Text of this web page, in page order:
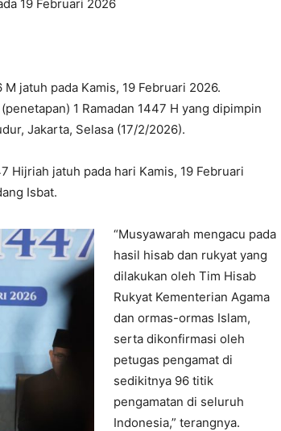
19 Februari 2026
jatuh pada Kamis, 19 Februari 2026.
1 Ramadan 1447 H yang dipimpin
Jakarta, Selasa (17/2/2026).
Hijriah jatuh pada hari Kamis, 19 Februari
Isbat.
“Musyawarah mengacu pada
hasil hisab dan rukyat yang
dilakukan oleh Tim Hisab
Rukyat Kementerian Agama
dan ormas-ormas Islam,
serta dikonfirmasi oleh
petugas pengamat di
sedikitnya 96 titik
pengamatan di seluruh
Indonesia,” terangnya.